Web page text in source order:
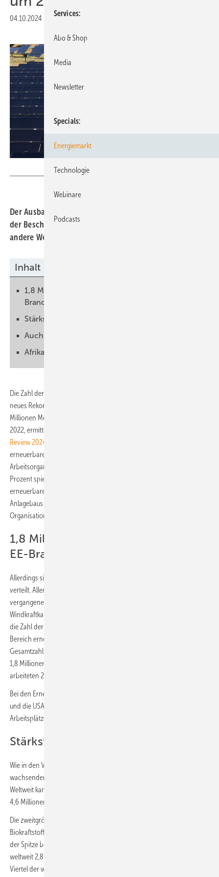
04.10.2024 Druckvorschau
Der Ausbau der Erneuerbaren zeigt sich auch im Anstieg
der Beschäftigtenzahlen. China liegt vorn, doch auch
andere Weltregionen profitieren.
Inhalt
1,8 Millionen EU-Arbeitsplätze in der EE-
Branche
Stärkste Impulse aus dem PV-Sektor
Auch bei der Windkraft liegt China vorn
Afrika ist (noch) abgeschlagen
Die Zahl der Arbeitsplätze in den Erneuerbare Energien ist auf ein
neues Rekordniveau gestiegen: Weltweit arbeiten 2023 insgesamt 16,2
Millionen Menschen in der Branche und damit 2,5 Millionen mehr als
2022, ermittelte der Bericht
Review 2024
erneuerbare Energien (IRENA) und der Internationalen
Arbeitsorganisation (ILO) veröffentlicht wurde. Dieser Zuwachs um 18
Prozent spiegele das starke Wachstum der Erzeugungskapazität
erneuerbarer Energien gepaart mit einer konstanten Erweiterung des
Anlagebaus wider, heißt es in einer Pressemitteilung der beiden
Organisationen.
1,8 Millionen EU-Arbeitsplätze in der
EE-Branche
Allerdings sind Wertschöpfung und Arbeitsplätze nicht gleichmäßig
verteilt. Allen voran steht China. Dort wurden laut Irena im
vergangenen Jahr fast zwei Drittel der neuen Solar- und
Windkraftkapazitäten weltweit installiert und entsprechend groß ist
die Zahl der beschäftigten: Mit rund 7,4 Millionen Arbeitsplätzen im
Bereich erneuerbarer Energien und 46 Prozent der globalen
Gesamtzahl liegt das Land auf dem ersten Platz. Es folgt die EU mit
1,8 Millionen. Zum Vergleich: In der europäischen Automobilbranche
arbeiteten 2022 rund drei Millionen Menschen.
Bei den Erneuerbaren liegen Brasilien mit 1,56 Millionen auf Platz 3
und die USA gleichauf mit Indien mit jeweils knapp einer Million
Arbeitsplätzen auf Rang vier.
Stärkste Impulse aus dem PV-Sektor
Wie in den Vorjahren seien die stärksten Impulse vom schnell
wachsenden Photovoltaik (PV)-Sektor ausgegangen hieß es weiter.
Weltweit kamen 7,2 Millionen Arbeitsplätze hinzu. Davon entfielen
4,6 Millionen auf China.
Die zweitgrößte Anzahl von Arbeitsplätzen wurde bei flüssigen
Biokraftstoffen verzeichnet, gefolgt von Wasserkraft und Windkraft. An
der Spitze bei Biokraftstoffen liegt Brasilien, auf das ein Drittel der
weltweit 2,8 Millionen Arbeitsplätze in diesem Sektor entfällt. Ein
Viertel der weltweiten Arbeitsplätze im Bereich der Biokraftstoffe
Services
Abo & Shop
Media
Newsletter
Specials
Energiemarkt
Technologie
Webinare
Podcasts